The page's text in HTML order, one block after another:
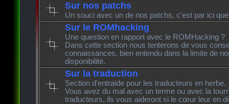
Sur nos patchs
Un souci avec un de nos patchs, c'est par ici
Sur le ROMhacking
Une question en rapport avec le ROMHacking ?
Dans cette section nous tenterons de vous
connaissances, bien entendu dans la limite de
disponibilité.
Sur la traduction
Section d'entraide pour les traducteurs en herbe.
Vous avez du mal avec un terme ou avec la
traducteurs, ils vous aideront si le cœur leur en